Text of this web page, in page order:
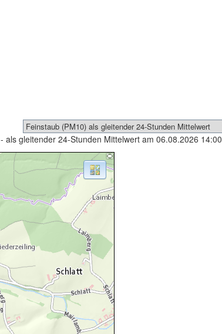
- als gleitender 24-Stunden Mittelwert am 06.08.2026 14:00